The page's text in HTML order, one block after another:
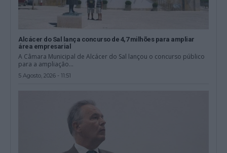
Alcácer do Sal lança concurso de 4,7 milhões para ampliar
área empresarial
A Câmara Municipal de Alcácer do Sal lançou o concurso público
para a ampliação...
5 Agosto, 2026 - 11:51